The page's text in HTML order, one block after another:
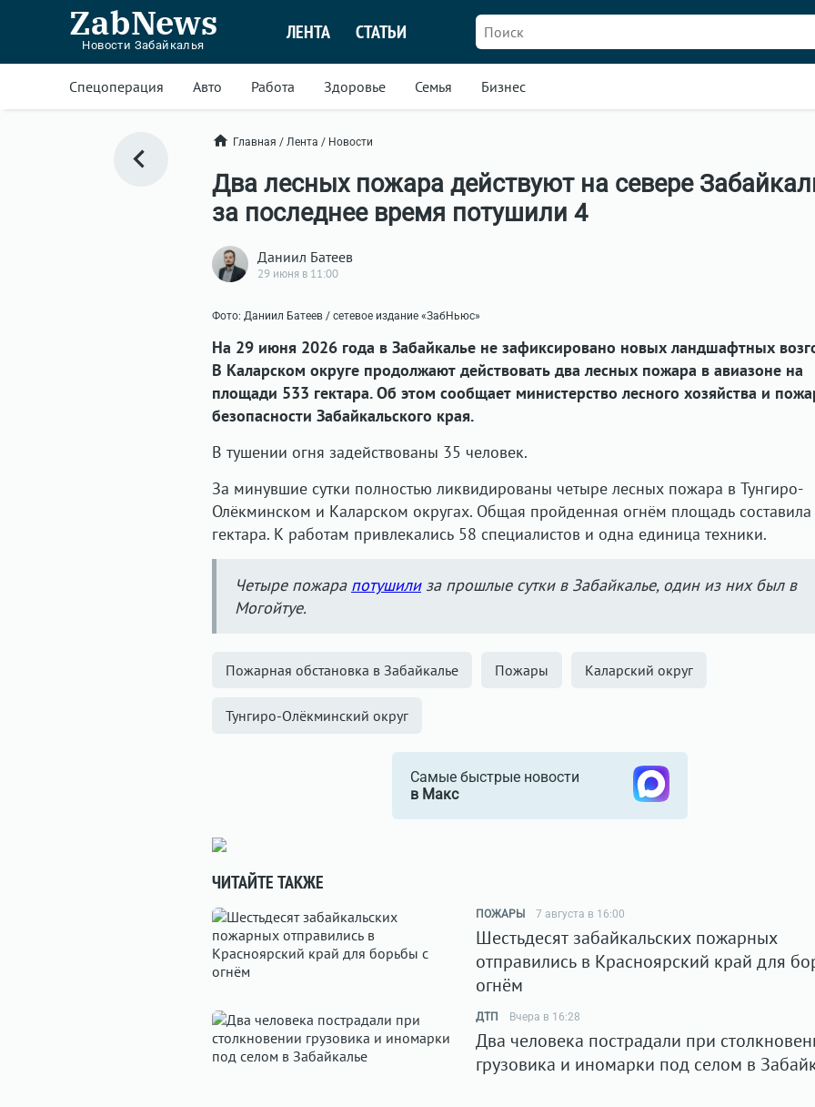
ZabNews
Новости Забайкалья
ЛЕНТА СТАТЬИ
Спецоперация Авто Работа Здоровье Семья Бизнес
Главная / Лента / Новости
Два лесных пожара действуют на севере
за последнее время потушили 4
Даниил Батеев
29 июня в 11:00
Фото: Даниил Батеев / сетевое издание «ЗабНьюс»
На 29 июня 2026 года в Забайкалье не зафиксировано новых ландшафтных
В Каларском округе продолжают действовать два лесных пожара в авиазоне на
площади 533 гектара. Об этом сообщает министерство лесного хозяйства и
безопасности Забайкальского края.
В тушении огня задействованы 35 человек.
За минувшие сутки полностью ликвидированы четыре лесных пожара в Тунгиро-
Олёкминском и Каларском округах. Общая пройденная огнём площадь
гектара. К работам привлекались 58 специалистов и одна единица техники.
Четыре пожара потушилиза прошлые сутки в Забайкалье, один из них был в
Могойтуе.
Пожарная обстановка в Забайкалье Пожары Каларский округ
Тунгиро-Олёкминский округ
Самые быстрые новости
в Макс
ЧИТАЙТЕ ТАКЖЕ
ПОЖАРЫ 7 августа в 16:00
Шестьдесят забайкальских пожарных
отправились в Красноярский край для
огнём
ДТП Вчера в 16:28
Два человека пострадали при
грузовика и иномарки под селом в